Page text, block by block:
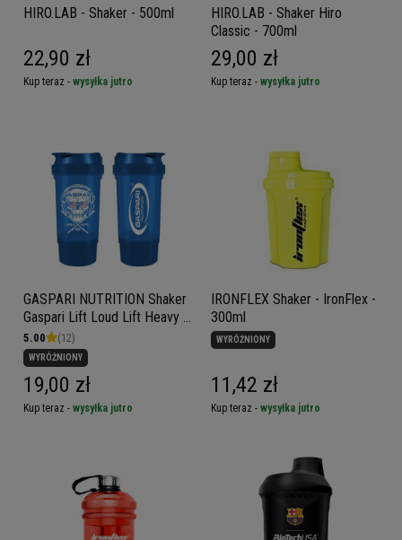
HIRO.LAB - Shaker - 500ml
22,90 zł
Kup teraz - wysyłka jutro
HIRO.LAB - Shaker Hiro
Classic - 700ml
29,00 zł
Kup teraz - wysyłka jutro
GASPARI NUTRITION Shaker
Gaspari Lift Loud Lift Heavy -
500ml
5.00 (12)
WYRÓŻNIONY
19,00 zł
Kup teraz - wysyłka jutro
IRONFLEX Shaker - IronFlex -
300ml
WYRÓŻNIONY
11,42 zł
Kup teraz - wysyłka jutro